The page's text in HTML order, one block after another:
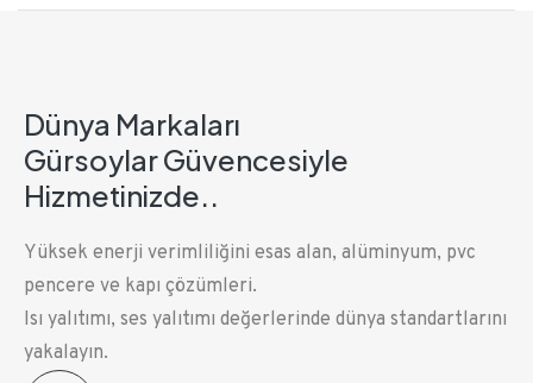
Dünya Markaları
Gürsoylar Güvencesiyle
Hizmetinizde..
Yüksek enerji verimliliğini esas alan, alüminyum, pvc
pencere ve kapı çözümleri.
Isı yalıtımı, ses yalıtımı değerlerinde dünya standartlarını
yakalayın.